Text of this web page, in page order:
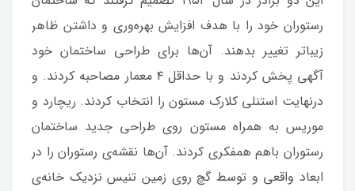
رستوران خود را با هدف افزایش بهره‌وری و داشتن ظاهر
زیباتر تغییر بدهند. آن‌ها برای طراحی ساختمان خود
آگهی پخش کردند و با حداقل ۴ معمار مصاحبه کردند. و
درنهایت استنلی کلارک مستون را انتخاب کردند. ریچارد و
موریس به همراه مستون روی طراحی جدید ساختمان
رستوران باهم همفکری کردند. آن‌ها نقشه‌ی رستوران را در
ابعاد واقعی و توسط گچ روی زمین تنیس نزدیک خانه‌ی